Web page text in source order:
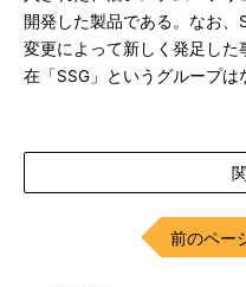
開発した製品である。なお
変更によって新しく発足した
在「SSG」というグループは
前のペー